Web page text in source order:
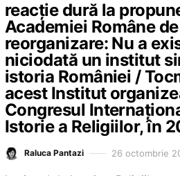
reacție dură la
Academiei Române de
reorganizare: Nu a
niciodată un institut
istoria României /
acest Institut
Congresul
Istorie a Religiilor, în
Raluca Pantazi 26 octombrie